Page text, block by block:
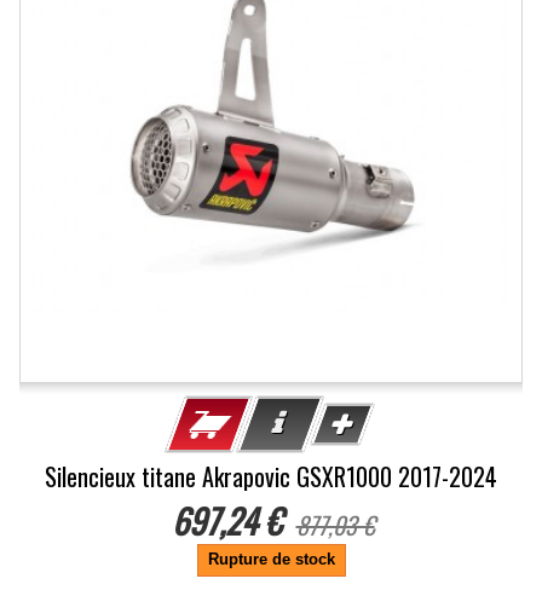
Silencieux titane Akrapovic GSXR1000 2017-2024
697,24 € 877,03 €
Rupture de stock